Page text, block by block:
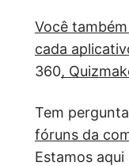
Você
cada
360,
Tem
fóruns da
Estamos aqui